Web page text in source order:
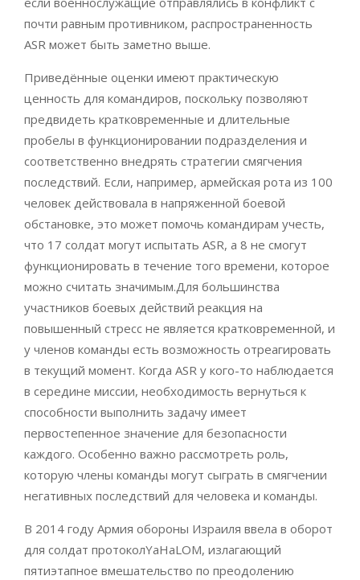
почти равным противником, распространенность
ASR может быть заметно выше.
Приведённые оценки имеют практическую
ценность для командиров, поскольку позволяют
предвидеть кратковременные и длительные
пробелы в функционировании подразделения и
соответственно внедрять стратегии смягчения
последствий. Если, например, армейская рота из 100
человек действовала в напряженной боевой
обстановке, это может помочь командирам учесть,
что 17 солдат могут испытать ASR, а 8 не смогут
функционировать в течение того времени, которое
можно считать значимым.Для большинства
участников боевых действий реакция на
повышенный стресс не является кратковременной, и
у членов команды есть возможность отреагировать
в текущий момент. Когда ASR у кого-то наблюдается
в середине миссии, необходимость вернуться к
способности выполнить задачу имеет
первостепенное значение для безопасности
каждого. Особенно важно рассмотреть роль,
которую члены команды могут сыграть в смягчении
негативных последствий для человека и команды.
В 2014 году Армия обороны Израиля ввела в оборот
для солдат протоколYaHaLOM, излагающий
пятиэтапное вмешательство по преодолению